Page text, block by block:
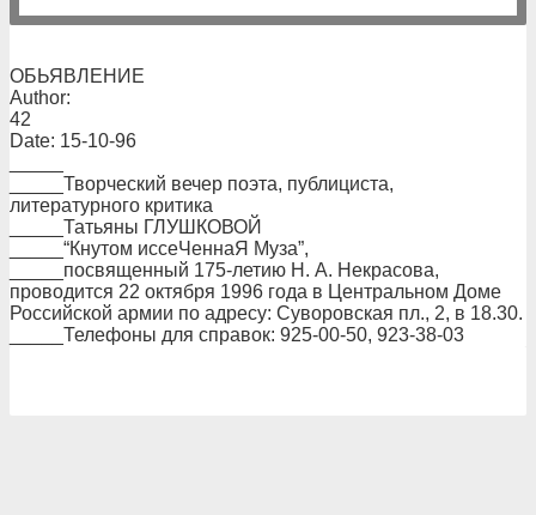
ОБЬЯВЛЕНИЕ
Author:
42
Date: 15-10-96
_____Творческий вечер поэта, публициста,
литературного критика
_____Татьяны ГЛУШКОВОЙ
_____“Кнутом иссеЧеннаЯ Муза”,
_____посвященный 175-летию Н. А. Некрасова,
проводится 22 октября 1996 года в Центральном Доме
Российской армии по адресу: Суворовская пл., 2, в 18.30.
_____Телефоны для справок: 925-00-50, 923-38-03